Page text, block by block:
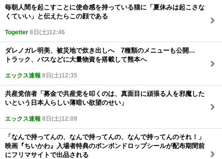
毎朝人間を起こすことに使命感を持っている猫に「夏休みは起こさな
くていい」と伝えたらこの顔である
Togetter 8日(土)12:46
ダレノガレ明美、被災地で炊き出しへ 7種類のメニューも公開…
トラック、バスなどに大量物資を搭載して熊本へ
エックス速報 8日(土)12:35
共産党信者「募金で共産党を叩くのは、真面目に頑張る人を邪魔した
いという日本人らしい薄暗い欲望のせい」
エックス速報 8日(土)12:09
「なんで持ってんの、なんで持ってんの、なんで持ってんのそれ！」
映画『ちいかわ』入場者特典のボンボンドロップシールが配布期間前
にフリマサイトで出品される